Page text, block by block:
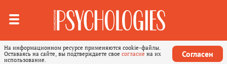
На информационном ресурсе применяются cookie-файлы.
Оставаясь на сайте, вы подтверждаете свое согласие на их
использование.
Согласен